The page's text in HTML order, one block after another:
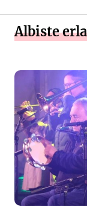
Albiste